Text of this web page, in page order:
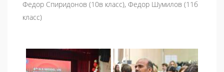
Федор Спиридонов (10в класс), Федор Шумилов (11б
класс)